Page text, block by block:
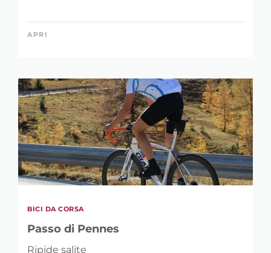
APRI
BICI DA CORSA
Passo di Pennes
Ripide salite